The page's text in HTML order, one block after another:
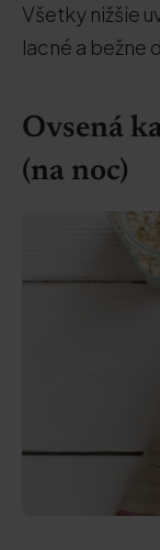
Všetky nižšie
lacné a bežne
Ovsená
(na noc)